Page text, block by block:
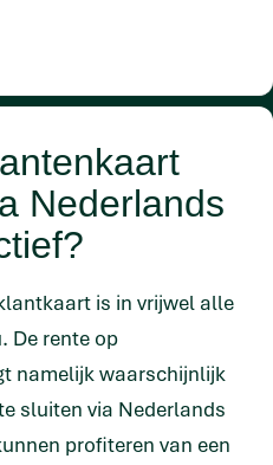
Nederlands
is in vrijwel alle
De rente op
namelijk waarschijnlijk
sluiten via Nederlands
profiteren van een